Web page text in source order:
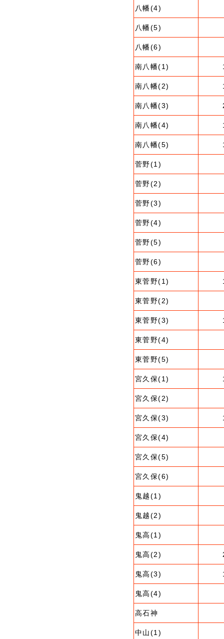
八幡(4)
八幡(5)
八幡(6)
南八幡(1)
南八幡(2)
南八幡(3)
南八幡(4)
南八幡(5)
菅野(1)
菅野(2)
菅野(3)
菅野(4)
菅野(5)
菅野(6)
東菅野(1)
東菅野(2)
東菅野(3)
東菅野(4)
東菅野(5)
宮久保(1)
宮久保(2)
宮久保(3)
宮久保(4)
宮久保(5)
宮久保(6)
鬼越(1)
鬼越(2)
鬼高(1)
鬼高(2)
鬼高(3)
鬼高(4)
高石神
中山(1)